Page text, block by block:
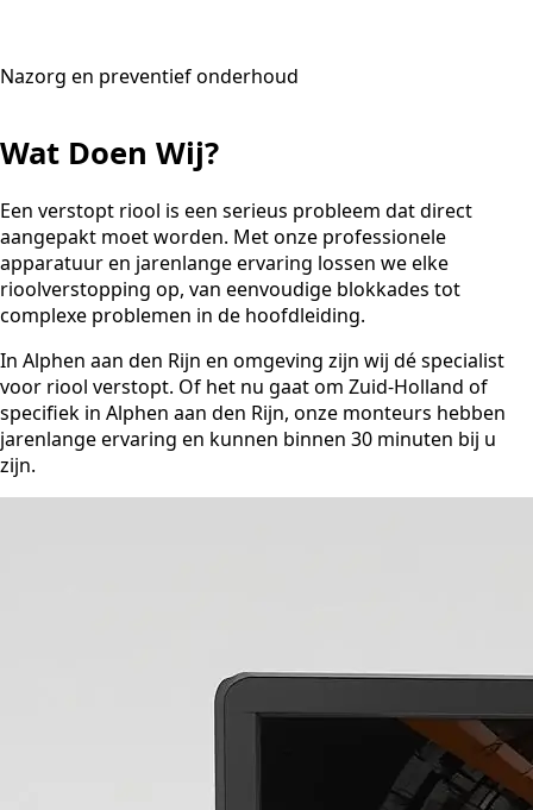
Nazorg en preventief onderhoud
Wat Doen Wij?
Een verstopt riool is een serieus probleem dat direct
aangepakt moet worden. Met onze professionele
apparatuur en jarenlange ervaring lossen we elke
rioolverstopping op, van eenvoudige blokkades tot
complexe problemen in de hoofdleiding.
In Alphen aan den Rijn en omgeving zijn wij dé specialist
voor riool verstopt. Of het nu gaat om Zuid-Holland of
specifiek in Alphen aan den Rijn, onze monteurs hebben
jarenlange ervaring en kunnen binnen 30 minuten bij u
zijn.